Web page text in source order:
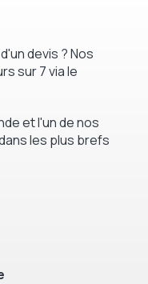
devis ? Nos
sur 7 via le
et l'un de nos
les plus brefs